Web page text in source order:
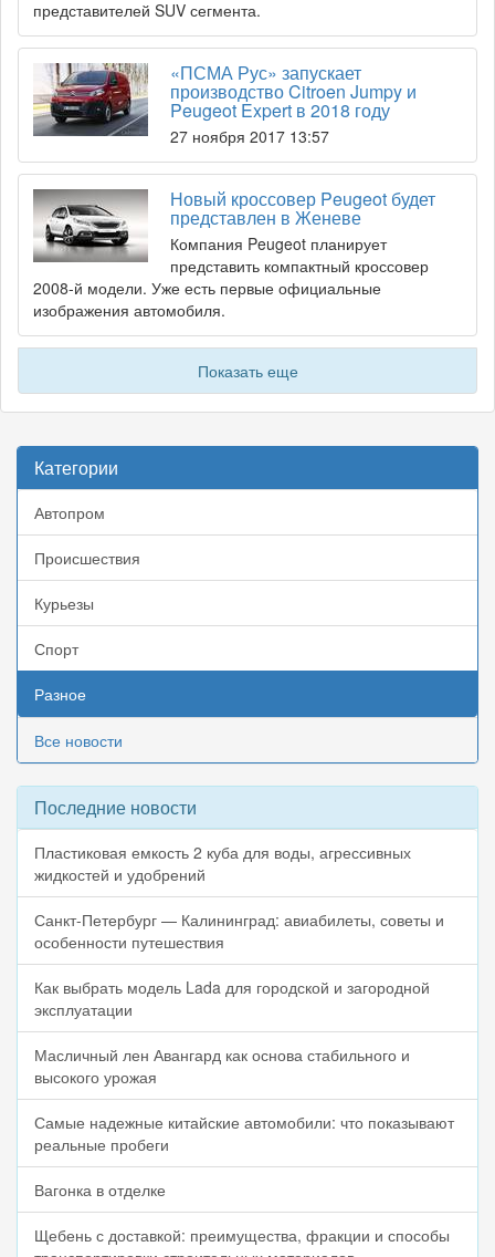
представителей SUV сегмента.
«ПСМА Рус» запускает
производство Citroen Jumpy и
Peugeot Expert в 2018 году
27 ноября 2017 13:57
Новый кроссовер Peugeot будет
представлен в Женеве
Компания Peugeot планирует
представить компактный кроссовер
2008-й модели. Уже есть первые официальные
изображения автомобиля.
Показать еще
Категории
Автопром
Происшествия
Курьезы
Спорт
Разное
Все новости
Последние новости
Пластиковая емкость 2 куба для воды, агрессивных
жидкостей и удобрений
Санкт-Петербург — Калининград: авиабилеты, советы и
особенности путешествия
Как выбрать модель Lada для городской и загородной
эксплуатации
Масличный лен Авангард как основа стабильного и
высокого урожая
Самые надежные китайские автомобили: что показывают
реальные пробеги
Вагонка в отделке
Щебень с доставкой: преимущества, фракции и способы